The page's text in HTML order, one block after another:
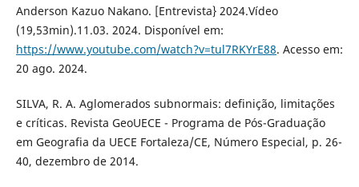
Anderson Kazuo Nakano. [Entrevista} 2024.Vídeo
(19,53min).11.03. 2024. Disponível em:
https://www.youtube.com/watch?v=tul7RKYrE88. Acesso em:
20 ago. 2024.
SILVA, R. A. Aglomerados subnormais: definição, limitações
e críticas. Revista GeoUECE - Programa de Pós-Graduação
em Geografia da UECE Fortaleza/CE, Número Especial, p. 26-
40, dezembro de 2014.